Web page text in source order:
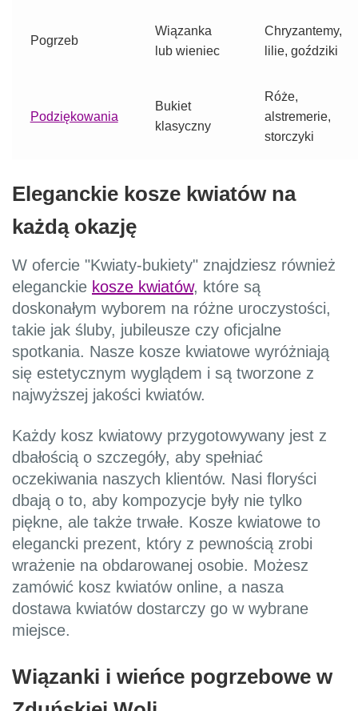
Pogrzeb
Wiązanka
lub wieniec
Chryzantemy,
lilie, goździki
Podziękowania
Bukiet
klasyczny
Róże,
alstremerie,
storczyki
Eleganckie kosze kwiatów na
każdą okazję
W ofercie "Kwiaty-bukiety" znajdziesz również
eleganckie kosze kwiatów, które są
doskonałym wyborem na różne uroczystości,
takie jak śluby, jubileusze czy oficjalne
spotkania. Nasze kosze kwiatowe wyróżniają
się estetycznym wyglądem i są tworzone z
najwyższej jakości kwiatów.
Każdy kosz kwiatowy przygotowywany jest z
dbałością o szczegóły, aby spełniać
oczekiwania naszych klientów. Nasi floryści
dbają o to, aby kompozycje były nie tylko
piękne, ale także trwałe. Kosze kwiatowe to
elegancki prezent, który z pewnością zrobi
wrażenie na obdarowanej osobie. Możesz
zamówić kosz kwiatów online, a nasza
dostawa kwiatów dostarczy go w wybrane
miejsce.
Wiązanki i wieńce pogrzebowe w